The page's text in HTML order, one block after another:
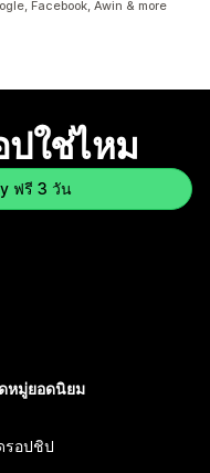
Facebook, Awin & more
ปใช่ไหม
ฟรี 3 วัน
หมู่ยอดนิยม
รอปชิป